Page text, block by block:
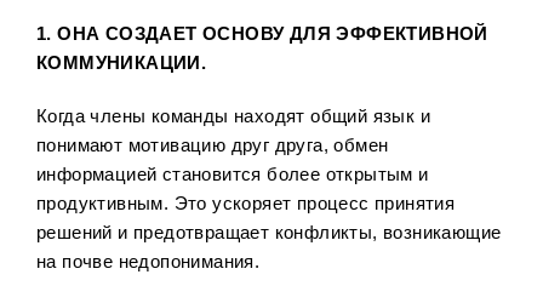
1. ОНА СОЗДАЕТ ОСНОВУ ДЛЯ ЭФФЕКТИВНОЙ
КОММУНИКАЦИИ.
Когда члены команды находят общий язык и
понимают мотивацию друг друга, обмен
информацией становится более открытым и
продуктивным. Это ускоряет процесс принятия
решений и предотвращает конфликты, возникающие
на почве недопонимания.